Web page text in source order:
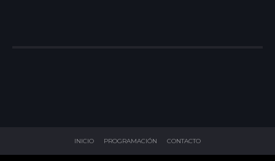
INICIO PROGRAMACIÓN CONTACTO